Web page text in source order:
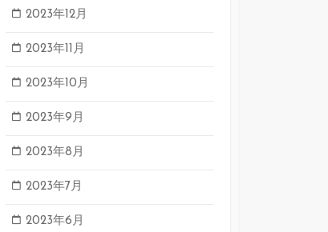
2023年12月
2023年11月
2023年10月
2023年9月
2023年8月
2023年7月
2023年6月